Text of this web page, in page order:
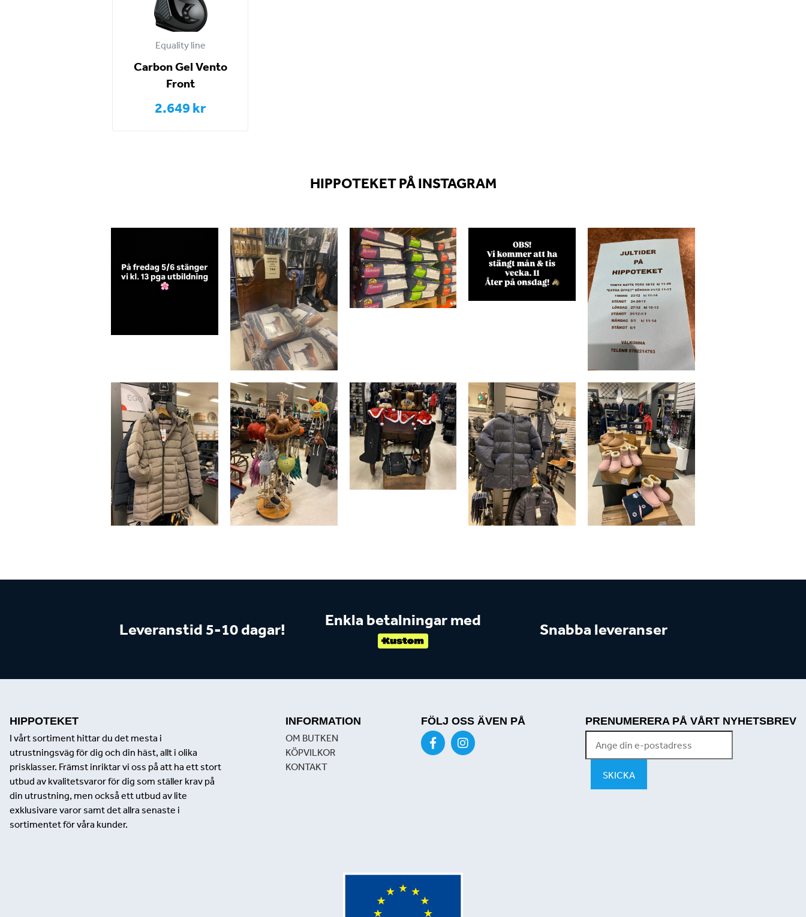
Equality line
Carbon Gel Vento
Front
2.649 kr
HIPPOTEKET PÅ INSTAGRAM
Leveranstid 5-10 dagar!
Enkla betalningar med
Snabba leveranser
HIPPOTEKET
I vårt sortiment hittar du det mesta i
utrustningsväg för dig och din häst, allt i olika
prisklasser. Främst inriktar vi oss på att ha ett stort
utbud av kvalitetsvaror för dig som ställer krav på
din utrustning, men också ett utbud av lite
exklusivare varor samt det allra senaste i
sortimentet för våra kunder.
INFORMATION
OM BUTKEN
KÖPVILKOR
KONTAKT
FÖLJ OSS ÄVEN PÅ PRENUMERERA PÅ VÅRT NYHETSBREV